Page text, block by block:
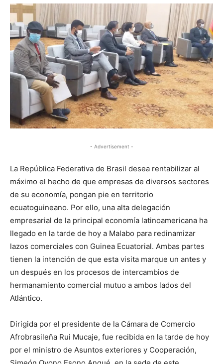
- Advertisement -
La República Federativa de Brasil desea rentabilizar al
máximo el hecho de que empresas de diversos sectores
de su economía, pongan pie en territorio
ecuatoguineano. Por ello, una alta delegación
empresarial de la principal economía latinoamericana ha
llegado en la tarde de hoy a Malabo para redinamizar
lazos comerciales con Guinea Ecuatorial. Ambas partes
tienen la intención de que esta visita marque un antes y
un después en los procesos de intercambios de
hermanamiento comercial mutuo a ambos lados del
Atlántico.
Dirigida por el presidente de la Cámara de Comercio
Afrobrasileña Rui Mucaje, fue recibida en la tarde de hoy
por el ministro de Asuntos exteriores y Cooperación,